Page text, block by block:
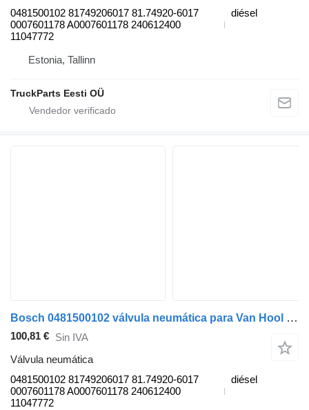
0481500102 81749206017 81.74920-6017
0007601178 A0007601178 240612400
11047772
diésel
Estonia, Tallinn
TruckParts Eesti OÜ
Bosch 0481500102 válvula neumática para Van Hool T915 (01.95-) autobús
100,81 € Sin IVA
Válvula neumática
0481500102 81749206017 81.74920-6017
0007601178 A0007601178 240612400
11047772
diésel